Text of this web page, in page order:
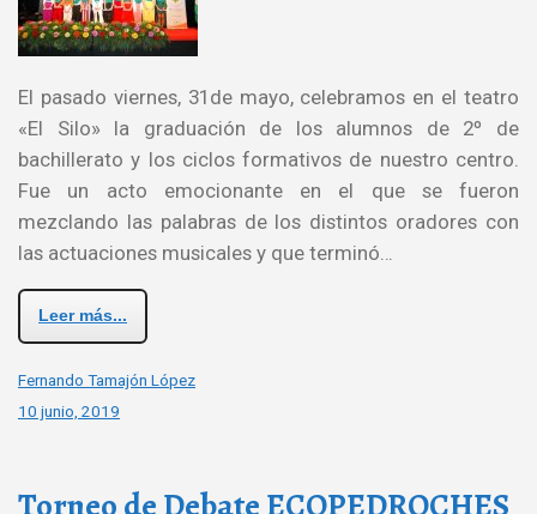
El pasado viernes, 31de mayo, celebramos en el teatro
«El Silo» la graduación de los alumnos de 2º de
bachillerato y los ciclos formativos de nuestro centro.
Fue un acto emocionante en el que se fueron
mezclando las palabras de los distintos oradores con
las actuaciones musicales y que terminó…
Leer más...
Fernando Tamajón López
10 junio, 2019